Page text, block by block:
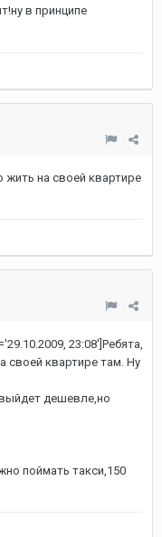
в принципе
жить на своей квартире
23:08']Ребята,
своей квартире там. Ну
дешевле,но
поймать такси,150